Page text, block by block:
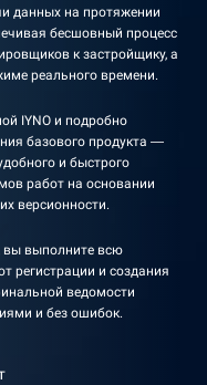
данных на протяжении
бесшовный процесс
к застройщику, а
реального времени.
IYNO и подробно
базового продукта —
и быстрого
работ на основании
версионности.
вы выполните всю
регистрации и создания
ведомости
и без ошибок.